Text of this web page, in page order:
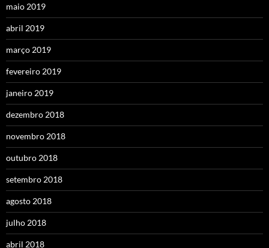
maio 2019
abril 2019
março 2019
fevereiro 2019
janeiro 2019
dezembro 2018
novembro 2018
outubro 2018
setembro 2018
agosto 2018
julho 2018
abril 2018